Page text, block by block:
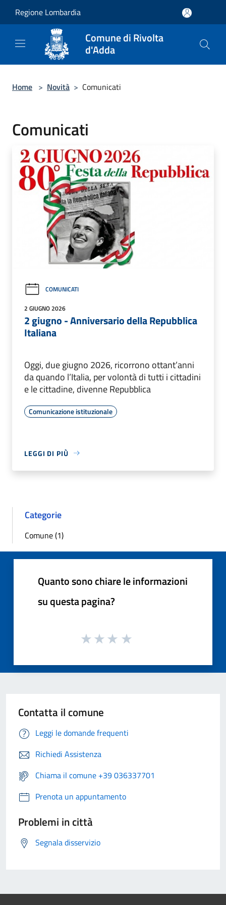
Regione Lombardia
Comune di Rivolta
d'Adda
Home > Novità > Comunicati
Comunicati
COMUNICATI
2 GIUGNO 2026
2 giugno - Anniversario della Repubblica
Italiana
Oggi, due giugno 2026, ricorrono ottant’anni
da quando l’Italia, per volontà di tutti i cittadini
e le cittadine, divenne Repubblica
Comunicazione istituzionale
LEGGI DI PIÙ
Categorie
Comune (1)
Quanto sono chiare le informazioni
su questa pagina?
Contatta il comune
Leggi le domande frequenti
Richiedi Assistenza
Chiama il comune +39 036337701
Prenota un appuntamento
Problemi in città
Segnala disservizio